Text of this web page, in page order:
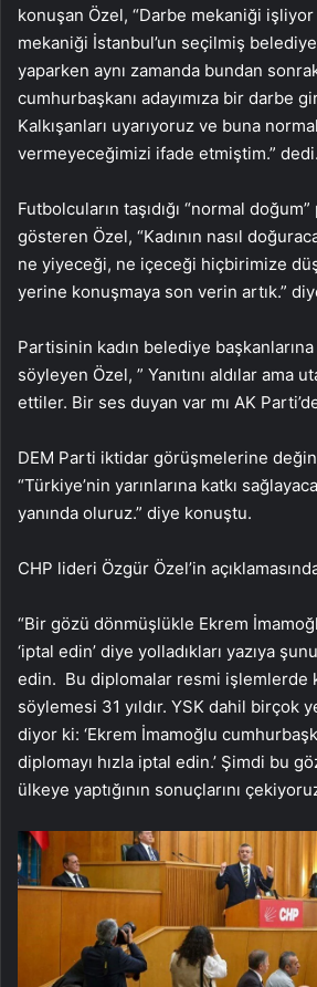
konuşan Özel, “Darbe mekaniği
mekaniği İstanbul’un seçilmiş
yaparken aynı zamanda bundan
cumhurbaşkanı adayımıza bir darbe
Kalkışanları uyarıyoruz ve buna
vermeyeceğimizi ifade etmiştim.” dedi.
Futbolcuların taşıdığı “normal
gösteren Özel, “Kadının nasıl
ne yiyeceği, ne içeceği hiçbirimize
yerine konuşmaya son verin artık.”
Partisinin kadın belediye
söyleyen Özel, ” Yanıtını aldılar ama
ettiler. Bir ses duyan var mı AK
DEM Parti iktidar görüşmelerine
“Türkiye’nin yarınlarına katkı
yanında oluruz.” diye konuştu.
CHP lideri Özgür Özel’in
“Bir gözü dönmüşlükle Ekrem
‘iptal edin’ diye yolladıkları yazıya
edin. Bu diplomalar resmi işlemlerde
söylemesi 31 yıldır. YSK dahil birçok
diyor ki: ‘Ekrem İmamoğlu
diplomayı hızla iptal edin.’ Şimdi bu
ülkeye yaptığının sonuçlarını